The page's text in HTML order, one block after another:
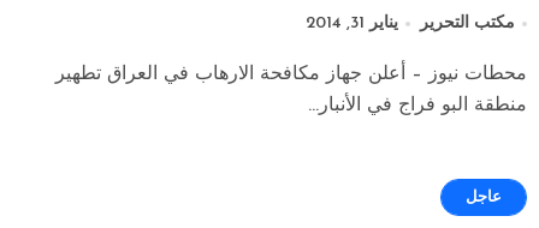
مكتب التحرير يناير 31, 2014
محطات نيوز – أعلن جهاز مكافحة الارهاب في العراق تطهير
منطقة البو فراج في الأنبار...
عاجل